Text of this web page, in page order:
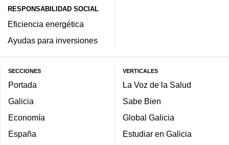
RESPONSABILIDAD SOCIAL
Eficiencia energética
Ayudas para inversiones
SECCIONES
Portada
Galicia
Economía
España
VERTICALES
La Voz de la Salud
Sabe Bien
Global Galicia
Estudiar en Galicia